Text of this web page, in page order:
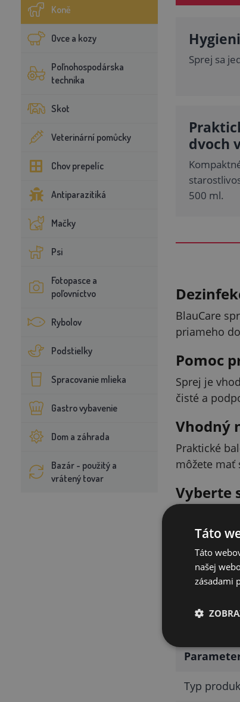
Koně
Ovce a kozy
Poľnohospodárska
technika
Skot
Veterinární pomůcky
Chov prepelíc
Antiparazitiká
Mačky
Psi
Fotopasce a
poľovníctvo
Rybolov
Podstielky
Spracovanie mlieka
Gastro vybavenie
Dom a záhrada
Bazár - použitý a
vrátený tovar
Sprej sa
dvoch
500 ml.
BlauCare
priameho
Pomoc
Sprej je
čisté a
Vhodný
Praktické
môžete mať
Vyberte
Balenie s
pohodlne
Kapacita
200 ml
Typ
Táto
Táto
našej
zásadami